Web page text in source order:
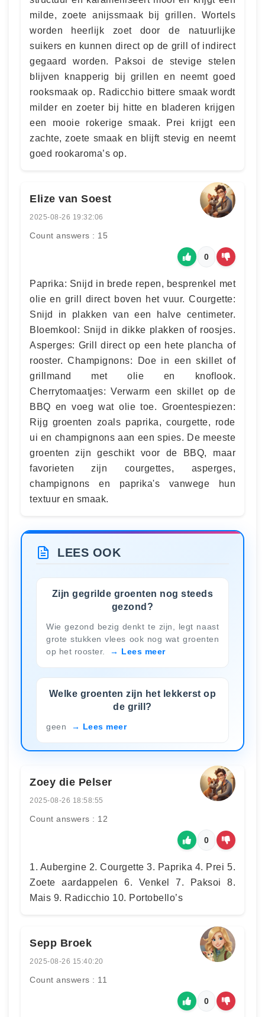
milde, zoete anijssmaak bij grillen. Wortels
worden heerlijk zoet door de natuurlijke
suikers en kunnen direct op de grill of indirect
gegaard worden. Paksoi de stevige stelen
blijven knapperig bij grillen en neemt goed
rooksmaak op. Radicchio bittere smaak wordt
milder en zoeter bij hitte en bladeren krijgen
een mooie rokerige smaak. Prei krijgt een
zachte, zoete smaak en blijft stevig en neemt
goed rookaroma’s op.
Elize van Soest
2025-08-26 19:32:06
Count answers : 15
0
Paprika: Snijd in brede repen, besprenkel met
olie en grill direct boven het vuur. Courgette:
Snijd in plakken van een halve centimeter.
Bloemkool: Snijd in dikke plakken of roosjes.
Asperges: Grill direct op een hete plancha of
rooster. Champignons: Doe in een skillet of
grillmand met olie en knoflook.
Cherrytomaatjes: Verwarm een skillet op de
BBQ en voeg wat olie toe. Groentespiezen:
Rijg groenten zoals paprika, courgette, rode
ui en champignons aan een spies. De meeste
groenten zijn geschikt voor de BBQ, maar
favorieten zijn courgettes, asperges,
champignons en paprika's vanwege hun
textuur en smaak.
LEES OOK
Zijn gegrilde groenten nog steeds
gezond?
Wie gezond bezig denkt te zijn, legt naast
grote stukken vlees ook nog wat groenten
op het rooster.
Lees meer
Welke groenten zijn het lekkerst op
de grill?
geen Lees meer
Zoey die Pelser
2025-08-26 18:58:55
Count answers : 12
0
1. Aubergine 2. Courgette 3. Paprika 4. Prei 5.
Zoete aardappelen 6. Venkel 7. Paksoi 8.
Mais 9. Radicchio 10. Portobello’s
Sepp Broek
2025-08-26 15:40:20
Count answers : 11
0